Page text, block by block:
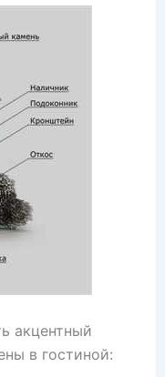
акцентный
в гостиной: